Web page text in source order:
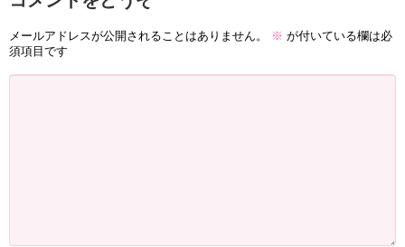
メールアドレスが公開されることはありません。 ※ が付いている欄は必
須項目です